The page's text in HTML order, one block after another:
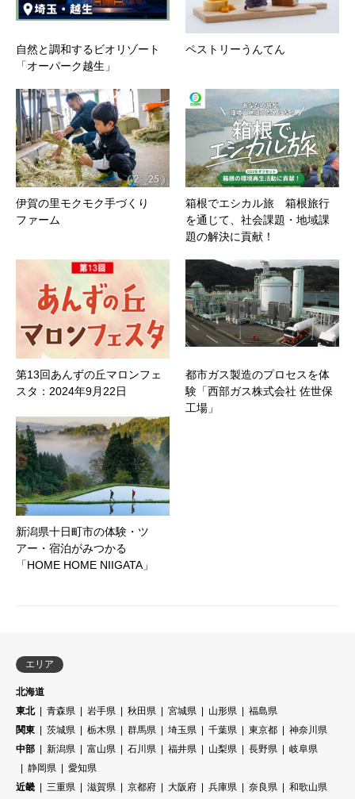
自然と調和するビオリゾート
「オーパーク越生」
ペストリーうんてん
伊賀の里モクモク手づくり
ファーム
箱根でエシカル旅 箱根旅行
を通じて、社会課題・地域課
題の解決に貢献！
第13回あんずの丘マロンフェ
スタ：2024年9月22日
都市ガス製造のプロセスを体
験「西部ガス株式会社 佐世保
工場」
新潟県十日町市の体験・ツ
アー・宿泊がみつかる
「HOME HOME NIIGATA」
エリア
北海道
東北
青森県 岩手県 秋田県 宮城県 山形県
福島県
関東
茨城県 栃木県 群馬県 埼玉県 千葉県 東京都
神奈川県
中部
新潟県 富山県 石川県 福井県 山梨県 長野県
岐阜県
静岡県
愛知県
近畿
三重県 滋賀県 京都府 大阪府 兵庫県 奈良県
和歌山県